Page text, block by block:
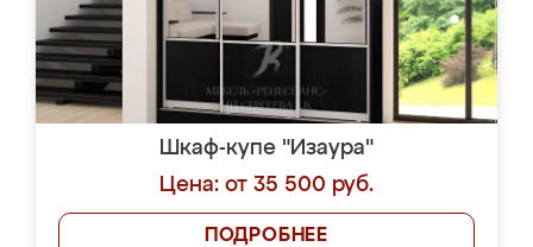
Шкаф-купе "Изаура"
Цена: от 35 500 руб.
ПОДРОБНЕЕ